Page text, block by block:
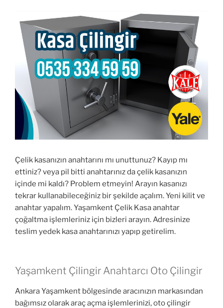
Çelik kasanızın anahtarını mı unuttunuz? Kayıp mı
ettiniz? veya pil bitti anahtarınız da çelik kasanızın
içinde mi kaldı? Problem etmeyin! Arayın kasanızı
tekrar kullanabileceğiniz bir şekilde açalım. Yeni kilit ve
anahtar yapalım. Yaşamkent Çelik Kasa anahtar
çoğaltma işlemleriniz için bizleri arayın. Adresinize
teslim yedek kasa anahtarınızı yapıp getirelim.
Yaşamkent Çilingir Anahtarcı Oto Çilingir
Ankara Yaşamkent bölgesinde aracınızın markasından
bağımsız olarak araç açma işlemlerinizi, oto çilingir